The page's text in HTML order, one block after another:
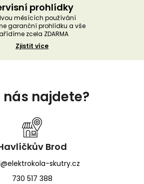
prohlídky
měsících používání
garanční prohlídku a vše
zcela ZDARMA
Zjistit více
nás najdete?
Brod
skutry.cz
730 517 388